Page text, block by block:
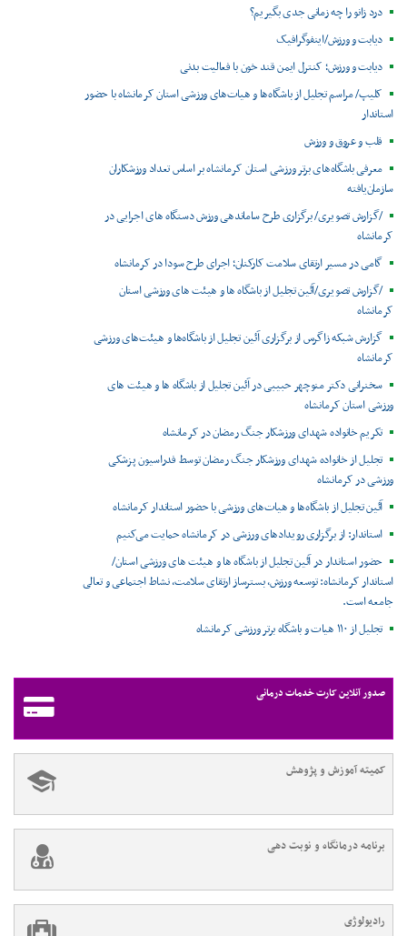
درد زانو را چه زمانی جدی بگیریم؟
دیابت و ورزش/اینفوگرافیک
دیابت و ورزش؛ کنترل ایمن قند خون با فعالیت بدنی
کلیپ/ مراسم تجلیل از باشگاه‌ها و هیات‌های ورزشی استان کرمانشاه با حضور
استاندار
قلب و عروق و ورزش
معرفی باشگاه‌های برتر ورزشی استان کرمانشاه بر اساس تعداد ورزشکاران
سازمان‌یافته
/گزارش تصویری/ برگزاری طرح ساماندهی ورزش دستگاه های اجرایی در
کرمانشاه
گامی در مسیر ارتقای سلامت کارکنان؛ اجرای طرح سودا در کرمانشاه
/گزارش تصویری/آئین تجلیل از باشگاه ها و هیئت های ورزشی استان
کرمانشاه
گزارش شبکه زاگرس از برگزاری آئین تجلیل از باشگاه‌ها و هیئت‌های ورزشی
کرمانشاه
سخنرانی دکتر منوچهر حبیبی در آئین تجلیل از باشگاه ها و هیئت های
ورزشی استان کرمانشاه
تکریم خانواده شهدای ورزشکار جنگ رمضان در کرمانشاه
تجلیل از خانواده شهدای ورزشکار جنگ رمضان توسط فدراسیون پزشکی
ورزشی در کرمانشاه
آئین تجلیل از باشگاه‌ها و هیات‌های ورزشی با حضور استاندار کرمانشاه
استاندار: از برگزاری رویدادهای ورزشی در کرمانشاه حمایت می‌کنیم
حضور استاندار در آئین تجلیل از باشگاه ها و هیئت های ورزشی استان/
استاندار کرمانشاه: توسعه ورزش، بسترساز ارتقای سلامت، نشاط اجتماعی و تعالی
جامعه است.
تجلیل از ۱۱۰ هیات و باشگاه برتر ورزشی کرمانشاه
صدور آنلاین کارت خدمات درمانی
کمیته آموزش و پژوهش
برنامه درمانگاه و نوبت دهی
رادیولوژی